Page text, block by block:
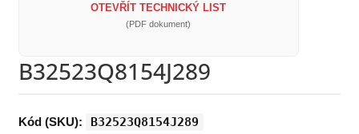
OTEVŘÍT TECHNICKÝ LIST
(PDF dokument)
B32523Q8154J289
Kód (SKU): B32523Q8154J289